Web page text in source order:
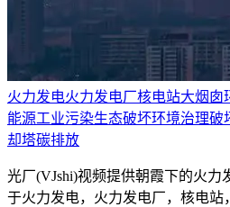
火力发电火力发电厂核电站大烟囱
能源工业污染生态破坏环境治理破
却塔碳排放
光厂(VJshi)视频提供朝霞下的火力
于火力发电，火力发电厂，核电